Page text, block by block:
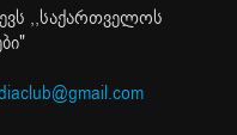
,,საქართველოს